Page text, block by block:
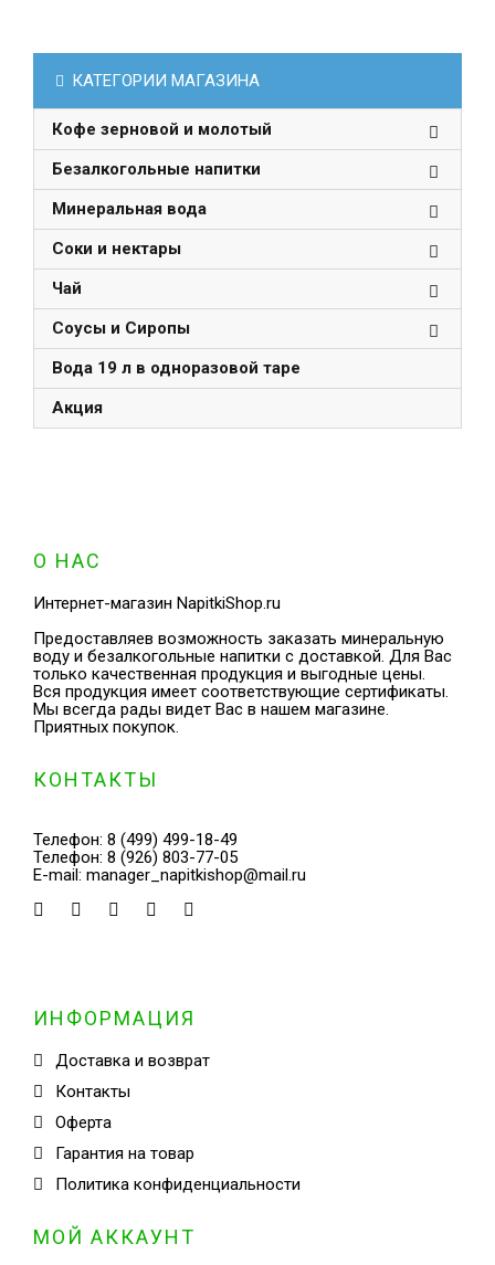
КАТЕГОРИИ МАГАЗИНА
Кофе зерновой и молотый
Безалкогольные напитки
Минеральная вода
Соки и нектары
Чай
Соусы и Сиропы
Вода 19 л в одноразовой таре
Акция
О НАС
Интернет-магазин NapitkiShop.ru
Предоставляев возможность заказать минеральную
воду и безалкогольные напитки с доставкой. Для Вас
только качественная продукция и выгодные цены.
Вся продукция имеет соответствующие сертификаты.
Мы всегда рады видет Вас в нашем магазине.
Приятных покупок.
КОНТАКТЫ
Телефон: 8 (499) 499-18-49
Телефон: 8 (926) 803-77-05
E-mail: manager_napitkishop@mail.ru
ИНФОРМАЦИЯ
Доставка и возврат
Контакты
Оферта
Гарантия на товар
Политика конфиденциальности
МОЙ АККАУНТ